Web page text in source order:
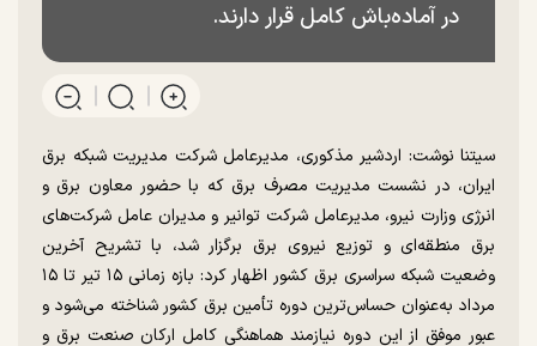
در آماده‌باش کامل قرار دارند.
سیتنا نوشت: اردشیر مذکوری، مدیرعامل شرکت مدیریت شبکه برق
ایران، در نشست مدیریت مصرف برق که با حضور معاون برق و
انرژی وزارت نیرو، مدیرعامل شرکت توانیر و مدیران عامل شرکت‌های
برق منطقه‌ای و توزیع نیروی برق برگزار شد، با تشریح آخرین
وضعیت شبکه سراسری برق کشور اظهار کرد: بازه زمانی ۱۵ تیر تا ۱۵
مرداد به‌عنوان حساس‌ترین دوره تأمین برق کشور شناخته می‌شود و
عبور موفق از این دوره نیازمند هماهنگی کامل ارکان صنعت برق و